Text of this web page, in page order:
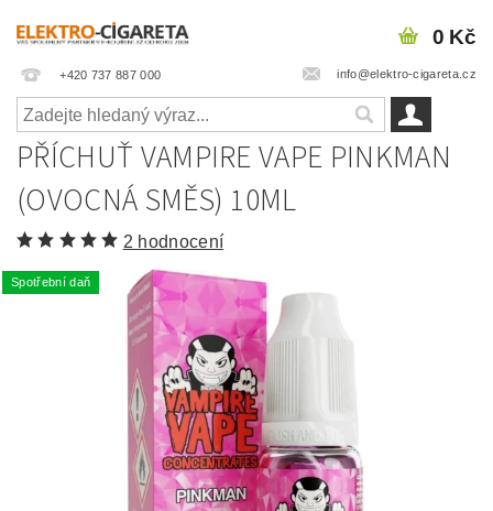
+420 737 887 000 info@elektro-cigareta.cz
0 Kč
PŘÍCHUŤ VAMPIRE VAPE PINKMAN
(OVOCNÁ SMĚS) 10ML
2 hodnocení
Spotřební daň